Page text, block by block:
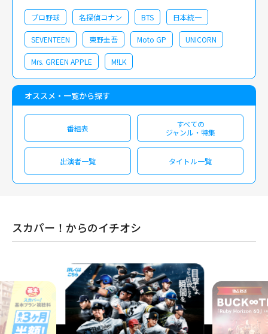
プロ野球 名探偵コナン BTS 日本統一
SEVENTEEN 東野圭吾 Moto GP UNICORN
Mrs. GREEN APPLE M!LK
オススメ・一覧から探す
番組表
すべての
ジャンル・特集
出演者一覧 タイトル一覧
スカパー！からのイチオシ